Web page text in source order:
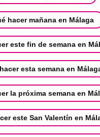
hacer mañana en Málaga
este fin de semana en
esta semana en
la próxima semana en
este San Valentín en